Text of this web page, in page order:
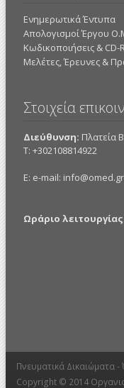
Ενημερωτικά Έντυπα
Απολογισμοί Έργου
Κωδικοποιήσεις & CD-
Mελέτες, Έρευνες &
Στοιχεία
Διεύθυνση: Πλατεία
Τ: +302108814922
E: e-mail: info@omed.gr
Ωράριο
Πνευματικά Δικαιώματα -
Copyright © 2014